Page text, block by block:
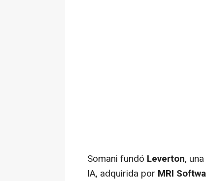
Somani fundó Leverton,
IA, adquirida por MRI